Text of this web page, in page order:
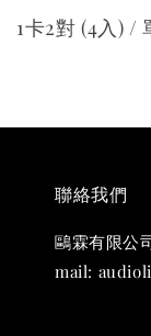
1卡2對 (4入) /
聯絡我們
鷗霖有限公
mail: